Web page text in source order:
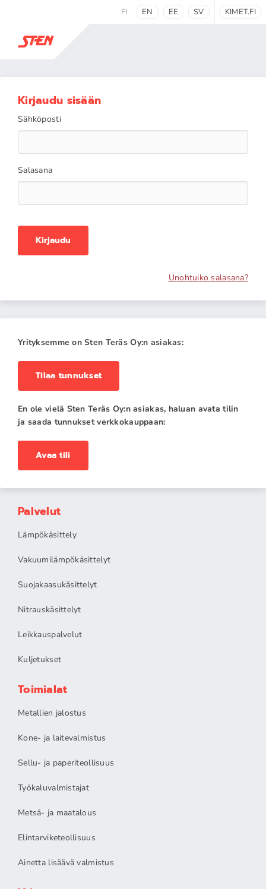
FI EN EE SV KIMET.FI
Kirjaudu sisään
Sähköposti
Salasana
Kirjaudu
Unohtuiko salasana?
Yrityksemme on Sten Teräs Oy:n asiakas:
Tilaa tunnukset
En ole vielä Sten Teräs Oy:n asiakas, haluan avata tilin
ja saada tunnukset verkkokauppaan:
Avaa tili
Palvelut
Lämpökäsittely
Vakuumilämpökäsittelyt
Suojakaasukäsittelyt
Nitrauskäsittelyt
Leikkauspalvelut
Kuljetukset
Toimialat
Metallien jalostus
Kone- ja laitevalmistus
Sellu- ja paperiteollisuus
Työkaluvalmistajat
Metsä- ja maatalous
Elintarviketeollisuus
Ainetta lisäävä valmistus